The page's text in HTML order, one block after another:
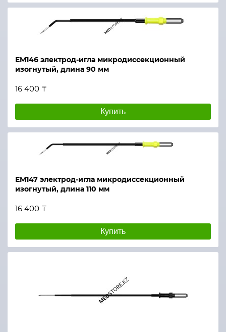
ЕМ146 электрод-игла микродиссекционный
изогнутый, длина 90 мм
16 400 ₸
Купить
ЕМ147 электрод-игла микродиссекционный
изогнутый, длина 110 мм
16 400 ₸
Купить